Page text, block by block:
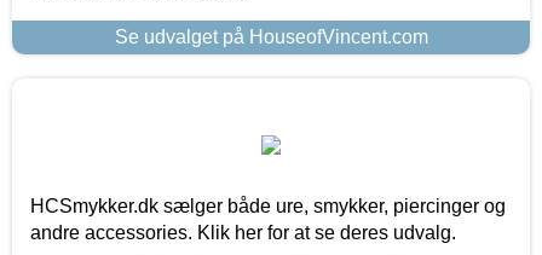
Se udvalget på HouseofVincent.com
HCSmykker.dk sælger både ure, smykker, piercinger og
andre accessories. Klik her for at se deres udvalg.